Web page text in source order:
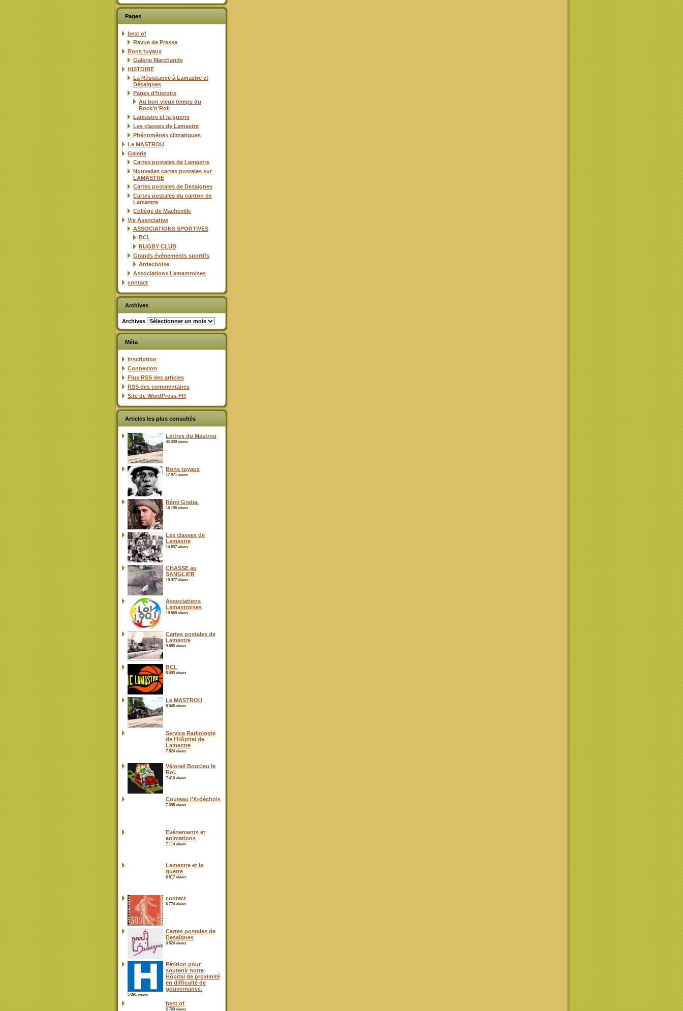
Pages
best of
Revue de Presse
Bons tuyaux
Galerie Marchande
HISTOIRE
La Résistance à Lamastre et
Désaignes
Pages d’histoire
Au bon vieux temps du
Rock’n’Roll
Lamastre et la guerre
Les classes de Lamastre
Phénomènes climatiques
Le MASTROU
Galerie
Cartes postales de Lamastre
Nouvelles cartes postales sur
LAMASTRE
Cartes postales de Desaignes
Cartes postales du canton de
Lamastre
Collège de Macheville
Vie Associative
ASSOCIATIONS SPORTIVES
BCL
RUGBY CLUB
Grands évènements sportifs
Ardechoise
Associations Lamastroises
contact
Archives
Archives
Méta
Inscription
Connexion
Flux RSS des articles
RSS des commentaires
Site de WordPress-FR
Articles les plus consultés
Lettres du Mastrou
44 330 views
Bons tuyaux
17 971 views
Rémi Gratia.
16 195 views
Les classes de
Lamastre
14 837 views
CHASSE au
SANGLIER
10 977 views
Associations
Lamastroises
10 560 views
Cartes postales de
Lamastre
9 658 views
BCL
8 693 views
Le MASTROU
8 045 views
Service Radiologie
de l’Hôpital de
Lamastre
7 824 views
Vélorail Boucieu le
Roi.
7 410 views
Couteau l’Ardéchois
7 305 views
Evénements et
animations
7 114 views
Lamastre et la
guerre
6 817 views
contact
6 774 views
Cartes postales de
Desaignes
6 524 views
Pétition pour
soutenir notre
Hôpital de proximité
en difficulté de
gouvernance.
5 891 views
best of
5 769 views